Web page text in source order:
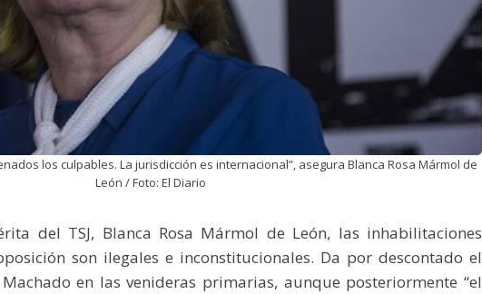
los culpables. La jurisdicción es internacional”, asegura Blanca Rosa Mármol de
León / Foto: El Diario
del TSJ, Blanca Rosa Mármol de León, las inhabilitaciones
son ilegales e inconstitucionales. Da por descontado el
en las venideras primarias, aunque posteriormente “el